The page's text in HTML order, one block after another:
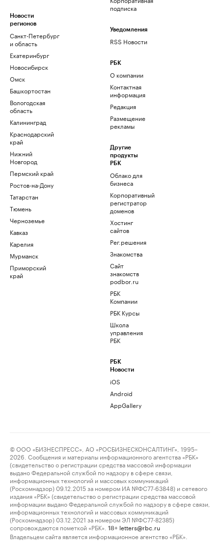
Новости
регионов
Санкт-Петербург
и область
Екатеринбург
Новосибирск
Омск
Башкортостан
Вологодская
область
Калининград
Краснодарский
край
Нижний
Новгород
Пермский край
Ростов-на-Дону
Татарстан
Тюмень
Черноземье
Кавказ
Карелия
Мурманск
Приморский
край
подписка
Уведомления
RSS Новости
РБК
О компании
Контактная
информация
Редакция
Размещение
рекламы
Другие
продукты
РБК
Облако для
бизнеса
Корпоративный
регистратор
доменов
Хостинг
сайтов
Рег.решения
Знакомства
Сайт
знакомств
podbor.ru
РБК
Компании
РБК Курсы
Школа
управления
РБК
РБК
Новости
iOS
Android
AppGallery
© ООО «БИЗНЕСПРЕСС», АО «РОСБИЗНЕСКОНСАЛТИНГ», 1995–
2026. Сообщения и материалы информационного агентства «РБК»
(свидетельство о регистрации средства массовой информации
выдано Федеральной службой по надзору в сфере связи,
информационных технологий и массовых коммуникаций
(Роскомнадзор) 09.12.2015 за номером ИА №ФС77-63848) и сетевого
издания «РБК» (свидетельство о регистрации средства массовой
информации выдано Федеральной службой по надзору в сфере связи,
информационных технологий и массовых коммуникаций
(Роскомнадзор) 03.12.2021 за номером ЭЛ №ФС77-82385)
сопровождаются пометкой «РБК».
18+ letters@rbc.ru
Владельцем сайта является информационное агентство «РБК».